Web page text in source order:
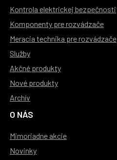
Kontrola elektrickej bezpečnosti
Komponenty pre rozvádzače
Meracia technika pre rozvádzače
Služby
Akčné produkty
Nové produkty
Archív
O NÁS
Mimoriadne akcie
Novinky